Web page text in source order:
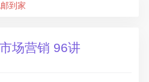
到家
场营销 96讲